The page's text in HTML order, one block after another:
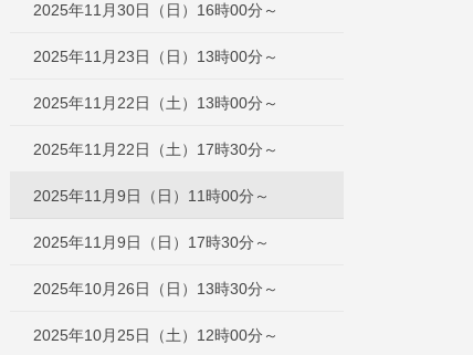
2025年11月30日（日）16時00分～
2025年11月23日（日）13時00分～
2025年11月22日（土）13時00分～
2025年11月22日（土）17時30分～
2025年11月9日（日）11時00分～
2025年11月9日（日）17時30分～
2025年10月26日（日）13時30分～
2025年10月25日（土）12時00分～